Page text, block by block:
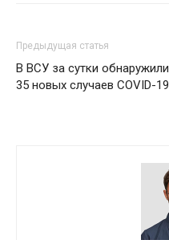
Предыдущая статья
В ВСУ за сутки обнаружили
35 новых случаев COVID-19